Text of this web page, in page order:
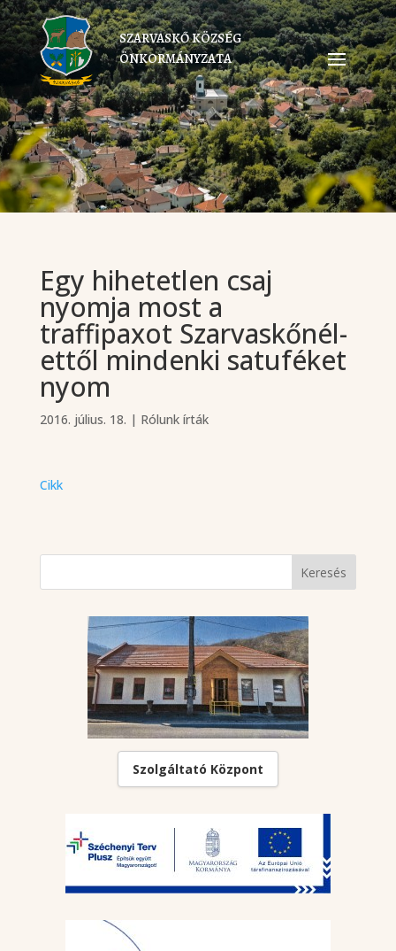
SZARVASKŐ KÖZSÉG
ÖNKORMÁNYZATA
Egy hihetetlen csaj
nyomja most a
traffipaxot Szarvaskőnél-
ettől mindenki satuféket
nyom
2016. július. 18. | Rólunk írták
Cikk
Szolgáltató Központ